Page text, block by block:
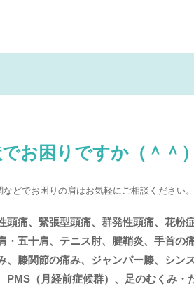
お困りですか（＾＾）
どでお困りの肩はお気軽にご相談ください。
頭痛、緊張型頭痛、群発性頭痛、花
・五十肩、テニス肘、腱鞘炎、手首の
、膝関節の痛み、ジャンパー膝、シ
PMS（月経前症候群）、足のむくみ